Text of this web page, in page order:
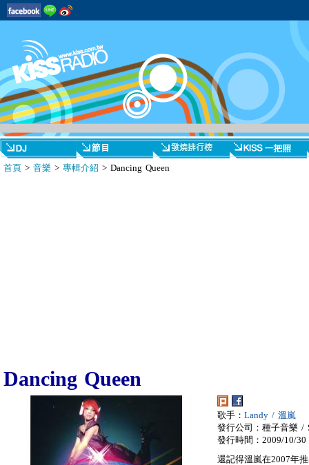
首頁 > 音樂 > 專輯介紹 > Dancing Queen
Dancing Queen
歌手： Landy / 溫嵐
發行公司：種子音樂 /
發行時間：2009/10/30
還記得溫嵐在2007年